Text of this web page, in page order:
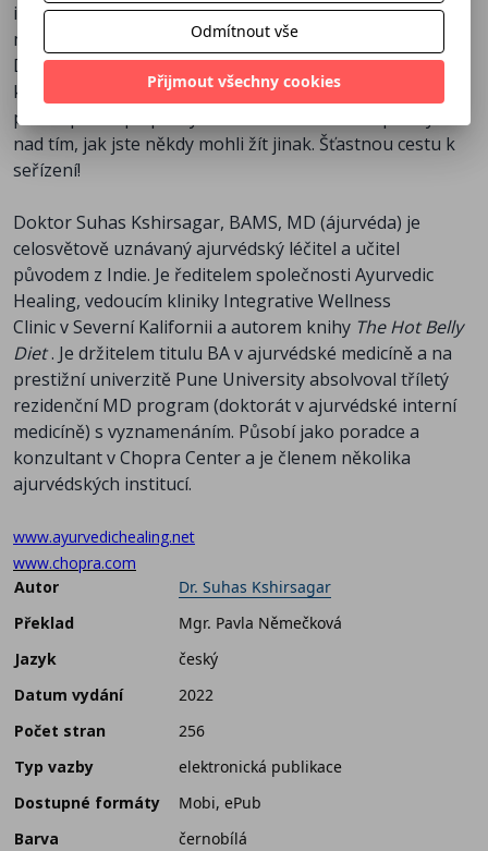
individuální postup, jak dosáhnout cíle, aniž by se trápili,
měli hlad, nebo pociťovali jiné nepříjemné dopady změn.
Dovolte svému tělu přirozeně řídit váš život. Změnou,
kterou pocítíte téměř okamžitě, budete příjemně
překvapeni a po pár týdnech budete udiveně přemýšlet
nad tím, jak jste někdy mohli žít jinak. Šťastnou cestu k
seřízení!
Doktor Suhas Kshirsagar, BAMS, MD (ájurvéda) je
celosvětově uznávaný ajurvédský léčitel a učitel
původem z Indie. Je ředitelem společnosti Ayurvedic
Healing, vedoucím kliniky Integrative Wellness
Clinic v Severní Kalifornii a autorem knihy The Hot Belly
Diet. Je držitelem titulu BA v ajurvédské medicíně a na
prestižní univerzitě Pune University absolvoval tříletý
rezidenční MD program (doktorát v ajurvédské interní
medicíně) s vyznamenáním. Působí jako poradce a
konzultant v Chopra Center a je členem několika
ajurvédských institucí.
www.ayurvedichealing.net
www.chopra.com
Autor
Dr. Suhas Kshirsagar
Překlad
Mgr. Pavla Němečková
Jazyk
český
Datum vydání
2022
Počet stran
256
Typ vazby
elektronická publikace
Dostupné formáty
Mobi, ePub
Barva
černobílá
Odmítnout vše
Přijmout všechny cookies